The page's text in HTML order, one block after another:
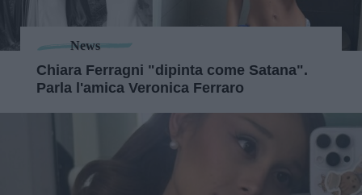
News
Chiara Ferragni "dipinta come Satana".
Parla l'amica Veronica Ferraro